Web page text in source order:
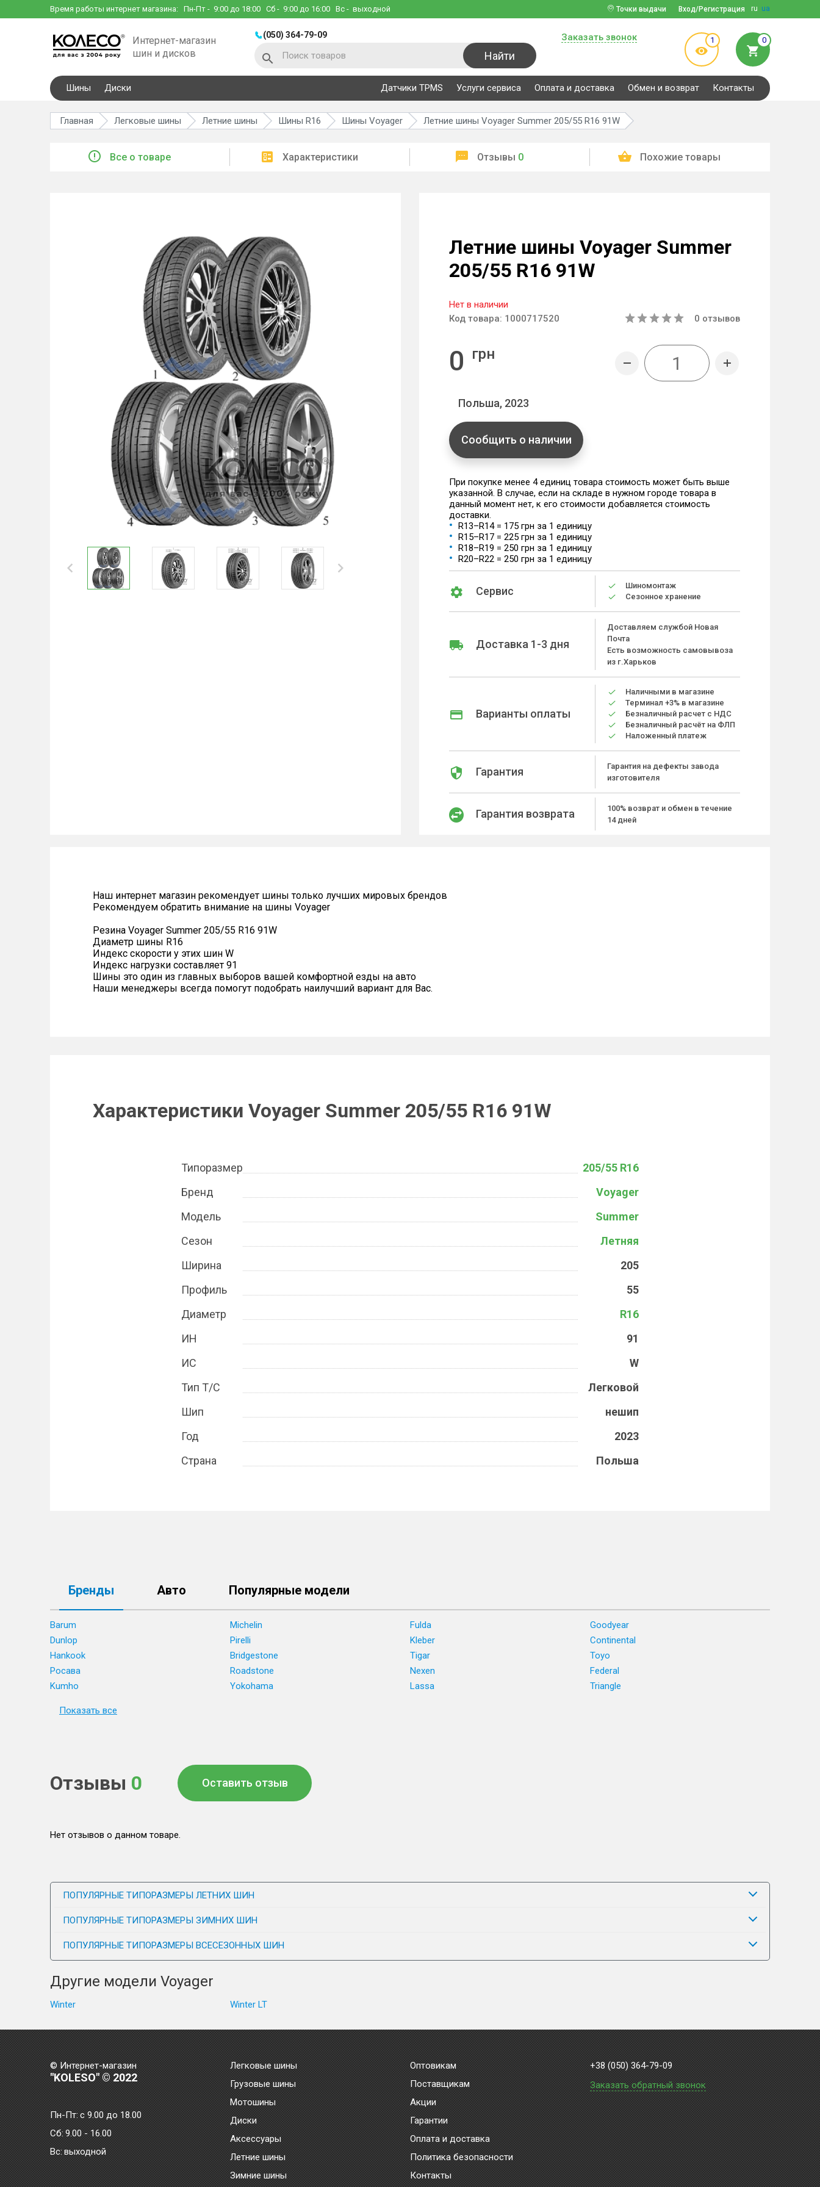
Время работы интернет магазина: Пн-Пт - 9:00 до 18:00 Сб - 9:00 до 16:00 Вс - выходной ru ua
Вход/Регистрация
Точки выдачи
Интернет-магазин
шин и дисков
(050) 364-79-09
Найти
Заказать звонок 1 0
Шины Диски Датчики TPMS Услуги сервиса Оплата и доставка Обмен и возврат Контакты
Главная Легковые шины Летние шины Шины R16 Шины Voyager Летние шины Voyager Summer 205/55 R16 91W
Все о товаре Характеристики Отзывы 0 Похожие товары
Летние шины Voyager Summer
205/55 R16 91W
Нет в наличии
Код товара: 1000717520 0 отзывов
0 грн
Польша, 2023
Сообщить о наличии
При покупке менее 4 единиц товара стоимость может быть выше
указанной. В случае, если на складе в нужном городе товара в
данный момент нет, к его стоимости добавляется стоимость
доставки.
R13–R14 = 175 грн за 1 единицу
R15–R17 = 225 грн за 1 единицу
R18–R19 = 250 грн за 1 единицу
R20–R22 = 250 грн за 1 единицу
Сервис
Шиномонтаж
Сезонное хранение
Доставка 1-3 дня
Доставляем службой Новая
Почта
Есть возможность самовывоза
из г.Харьков
Варианты оплаты
Наличными в магазине
Терминал +3% в магазине
Безналичный расчет с НДС
Безналичный расчёт на ФЛП
Наложенный платеж
Гарантия
Гарантия на дефекты завода
изготовителя
Гарантия возврата
100% возврат и обмен в течение
14 дней
Наш интернет магазин рекомендует шины только лучших мировых брендов
Рекомендуем обратить внимание на шины Voyager
Резина Voyager Summer 205/55 R16 91W
Диаметр шины R16
Индекс скорости у этих шин W
Индекс нагрузки составляет 91
Шины это один из главных выборов вашей комфортной езды на авто
Наши менеджеры всегда помогут подобрать наилучший вариант для Вас.
Характеристики Voyager Summer 205/55 R16 91W
Типоразмер
205/55 R16
Бренд
Voyager
Модель
Summer
Сезон
Летняя
Ширина
205
Профиль
55
Диаметр
R16
ИН
91
ИС
W
Тип Т/С
Легковой
Шип
нешип
Год
2023
Страна
Польша
Бренды Авто Популярные модели
Barum Michelin Fulda
Goodyear
Dunlop
Pirelli Kleber
Continental
Hankook
Bridgestone Tigar
Toyo
Росава
Roadstone Nexen
Federal
Kumho
Yokohama Lassa Triangle
Показать все
Отзывы 0 Оставить отзыв
Нет отзывов о данном товаре.
ПОПУЛЯРНЫЕ ТИПОРАЗМЕРЫ ЛЕТНИХ ШИН
ПОПУЛЯРНЫЕ ТИПОРАЗМЕРЫ ЗИМНИХ ШИН
ПОПУЛЯРНЫЕ ТИПОРАЗМЕРЫ ВСЕСЕЗОННЫХ ШИН
Другие модели Voyager
Winter Winter LT
© Интернет-магазин
"KOLESO" © 2022
Пн-Пт:с 9.00 до 18.00
Сб: 9.00 - 16.00
Bc: выходной
Легковые шины
Грузовые шины
Мотошины
Диски
Аксессуары
Летние шины
Зимние шины
Оптовикам
Поставщикам
Акции
Гарантии
Оплата и доставка
Политика безопасности
Контакты
+38 (050) 364-79-09
Заказать обратный звонок